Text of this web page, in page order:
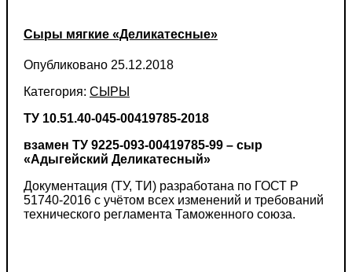
Cыры мягкие «Деликатесные»
Опубликовано 25.12.2018
Категория: СЫРЫ
ТУ 10.51.40-045-00419785-2018
взамен ТУ 9225-093-00419785-99 – сыр
«Адыгейский Деликатесный»
Документация (ТУ, ТИ) разработана по ГОСТ Р
51740-2016 с учётом всех изменений и требований
технического регламента Таможенного союза.